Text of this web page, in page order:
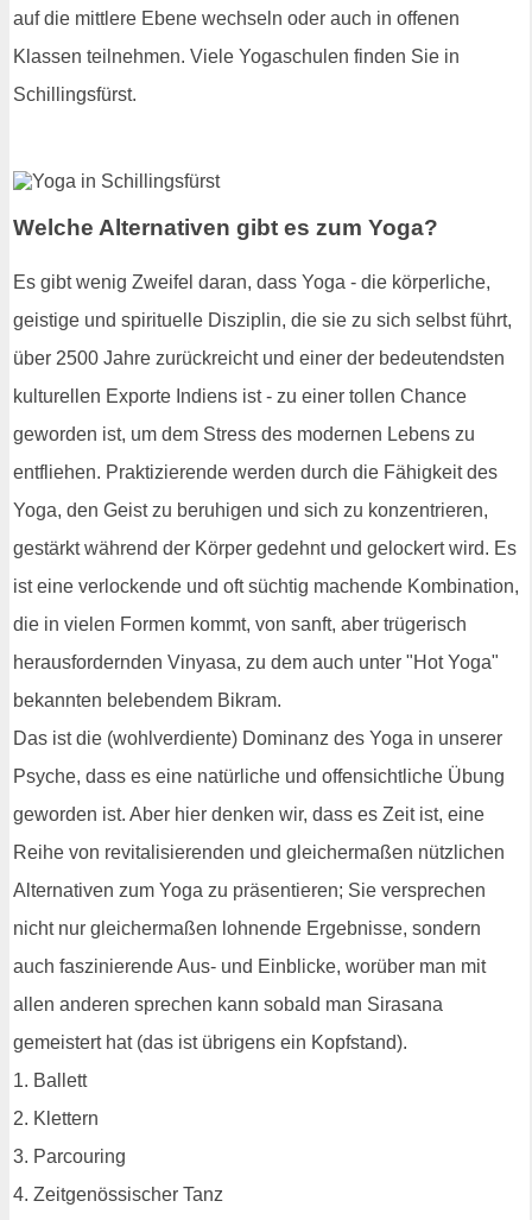
auf die mittlere Ebene wechseln oder auch in offenen
Klassen teilnehmen. Viele Yogaschulen finden Sie in
Schillingsfürst.
Welche Alternativen gibt es zum Yoga?
Es gibt wenig Zweifel daran, dass Yoga - die körperliche,
geistige und spirituelle Disziplin, die sie zu sich selbst führt,
über 2500 Jahre zurückreicht und einer der bedeutendsten
kulturellen Exporte Indiens ist - zu einer tollen Chance
geworden ist, um dem Stress des modernen Lebens zu
entfliehen. Praktizierende werden durch die Fähigkeit des
Yoga, den Geist zu beruhigen und sich zu konzentrieren,
gestärkt während der Körper gedehnt und gelockert wird. Es
ist eine verlockende und oft süchtig machende Kombination,
die in vielen Formen kommt, von sanft, aber trügerisch
herausfordernden Vinyasa, zu dem auch unter "Hot Yoga"
bekannten belebendem Bikram.
Das ist die (wohlverdiente) Dominanz des Yoga in unserer
Psyche, dass es eine natürliche und offensichtliche Übung
geworden ist. Aber hier denken wir, dass es Zeit ist, eine
Reihe von revitalisierenden und gleichermaßen nützlichen
Alternativen zum Yoga zu präsentieren; Sie versprechen
nicht nur gleichermaßen lohnende Ergebnisse, sondern
auch faszinierende Aus- und Einblicke, worüber man mit
allen anderen sprechen kann sobald man Sirasana
gemeistert hat (das ist übrigens ein Kopfstand).
1. Ballett
2. Klettern
3. Parcouring
4. Zeitgenössischer Tanz